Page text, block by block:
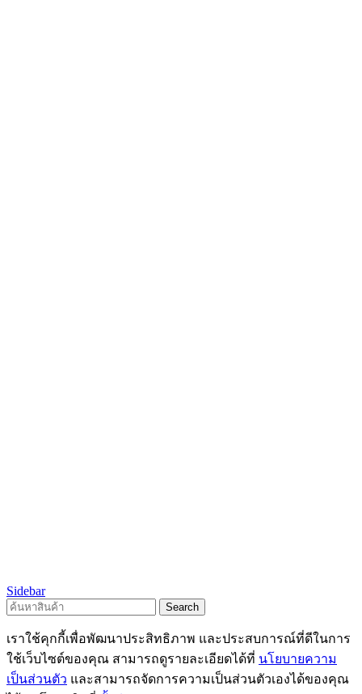
Sidebar
Search
เราใช้คุกกี้เพื่อพัฒนาประสิทธิภาพ และประสบการณ์ที่ดีในการ
ใช้เว็บไซต์ของคุณ สามารถดูรายละเอียดได้ที่ นโยบายความ
เป็นส่วนตัว และสามารถจัดการความเป็นส่วนตัวเองได้ของคุณ